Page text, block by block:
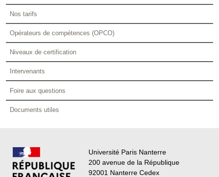
Nos tarifs
Opérateurs de compétences (OPCO)
Niveaux de certification
Intervenants
Foire aux questions
Documents utiles
Université Paris Nanterre
200 avenue de la République
92001 Nanterre Cedex